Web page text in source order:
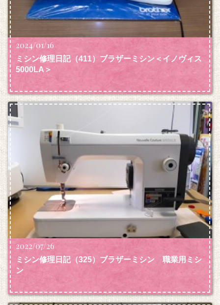
2024/01/16
ミシン修理日記（411）ブラザーミシン＜イノヴィス
5000LA＞
2022/07/26
ミシン修理日記（325）ブラザーミシン 職業用ミシ
ン